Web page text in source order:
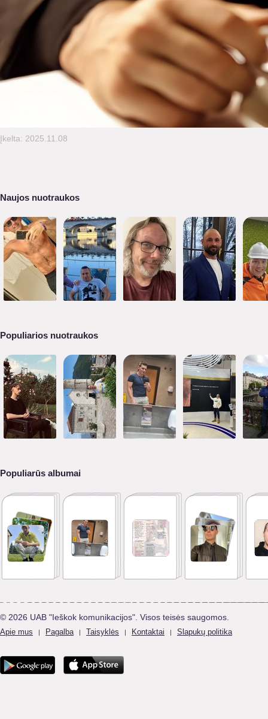
Įkelta: 2025.11.08
Naujos nuotraukos
Populiarios nuotraukos
Populiarūs albumai
© 2026 UAB "Ieškok komunikacijos". Visos teisės saugomos.
Apie mus | Pagalba | Taisyklės | Kontaktai | Slapukų politika